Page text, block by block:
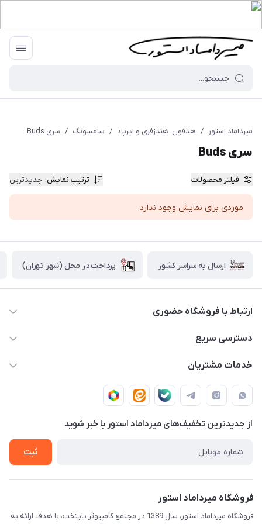
میرداماد استور / هدفون، هندزفری و ایرپاد / سامسونگ / سری Buds
سری Buds
فیلتر محصولات ترتیب نمایش: جدیدترین
موردی برای نمایش وجود ندارد.
ارسال به سراسر کشور پرداخت در محل (شهر تهران)
ارتباط با فروشگاه حضوری
02188874370 - 02188874371
پایتخت - طبقه اول - واحد 172
دسترسی سریع
صـفـحـه اصـلـی
دربـاره مـیـردامـاد اسـتـور
خدمات مشتریان
قـوانـیـن و مـقـررات
روش هـای پـرداخـت
تـیـکـت بـه پـشـتـیـبـانـی
از جدید‌ترین تخفیف‌های میرداماد استور با‌ خبر شوید
ثبت
فروشگاه میرداماد استور
فروشگاه میرداماد استور، سال 1389 در مجتمع کامپیوتر پایتخت، با هدف ارائه به